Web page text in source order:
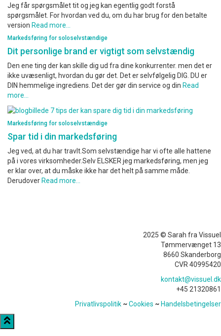
Jeg får spørgsmålet tit og jeg kan egentlig godt forstå
spørgsmålet. For hvordan ved du, om du har brug for den betalte
version Read more…
Markedsføring for soloselvstændige
Dit personlige brand er vigtigt som selvstændig
Den ene ting der kan skille dig ud fra dine konkurrenter. men det er
ikke uvæsenligt, hvordan du gør det. Det er selvfølgelig DIG. DU er
DIN hemmelige ingrediens. Det der gør din service og din Read
more…
Markedsføring for soloselvstændige
Spar tid i din markedsføring
Jeg ved, at du har travlt.Som selvstændige har vi ofte alle hattene
på i vores virksomheder.Selv ELSKER jeg markedsføring, men jeg
er klar over, at du måske ikke har det helt på samme måde.
Derudover Read more…
2025 © Sarah fra Vissuel
Tømmervænget 13
8660 Skanderborg
CVR 40995420
kontakt@vissuel.dk
+45 21320861
Privatlivspolitik ~Cookies ~ Handelsbetingelser